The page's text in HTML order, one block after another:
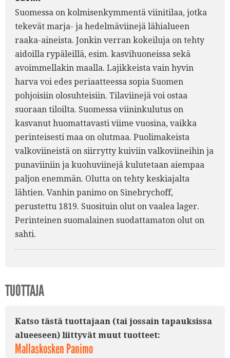
Suomessa on kolmisenkymmentä viinitilaa, jotka
tekevät marja- ja hedelmäviinejä lähialueen
raaka-aineista. Jonkin verran kokeiluja on tehty
aidoilla rypäleillä, esim. kasvihuoneissa sekä
avoimmellakin maalla. Lajikkeista vain hyvin
harva voi edes periaatteessa sopia Suomen
pohjoisiin olosuhteisiin. Tilaviinejä voi ostaa
suoraan tiloilta. Suomessa viininkulutus on
kasvanut huomattavasti viime vuosina, vaikka
perinteisesti maa on olutmaa. Puolimakeista
valkoviineistä on siirrytty kuiviin valkoviineihin ja
punaviiniin ja kuohuviinejä kulutetaan aiempaa
paljon enemmän. Olutta on tehty keskiajalta
lähtien. Vanhin panimo on Sinebrychoff,
perustettu 1819. Suosituin olut on vaalea lager.
Perinteinen suomalainen suodattamaton olut on
sahti.
TUOTTAJA
Katso tästä tuottajaan (tai jossain tapauksissa
alueeseen) liittyvät muut tuotteet:
Mallaskosken Panimo